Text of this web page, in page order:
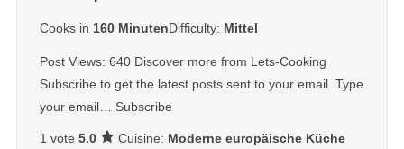
Cooks in 160 MinutenDifficulty: Mittel
Post Views: 640 Discover more from Lets-Cooking
Subscribe to get the latest posts sent to your email. Type
your email… Subscribe
1 vote 5.0 Cuisine: Moderne europäische Küche